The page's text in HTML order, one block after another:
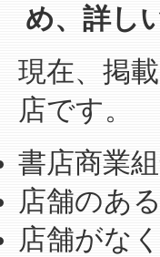
め、詳し
現在、掲
店です。
書店商業
店舗のあ
店舗がな